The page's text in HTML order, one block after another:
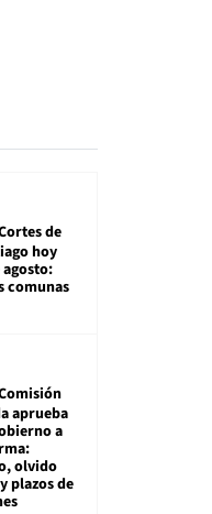
de
hoy
agosto:
comunas
aprueba
a
olvido
plazos de